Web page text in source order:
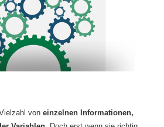
von einzelnen Informationen,